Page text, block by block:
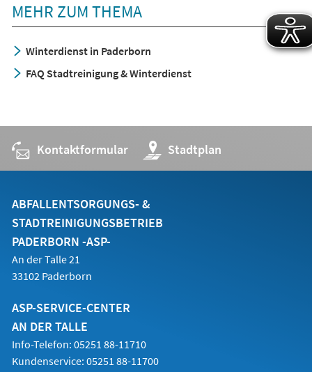
MEHR ZUM THEMA
Winterdienst in Paderborn
FAQ Stadtreinigung & Winterdienst
Kontaktformular Stadtplan
(Öffnet
in
einem
Tab)
ABFALLENTSORGUNGS- &
STADTREINIGUNGSBETRIEB
PADERBORN -ASP-
An der Talle 21
33102 Paderborn
ASP-SERVICE-CENTER
AN DER TALLE
Info-Telefon: 05251 88-11710
Kundenservice: 05251 88-11700